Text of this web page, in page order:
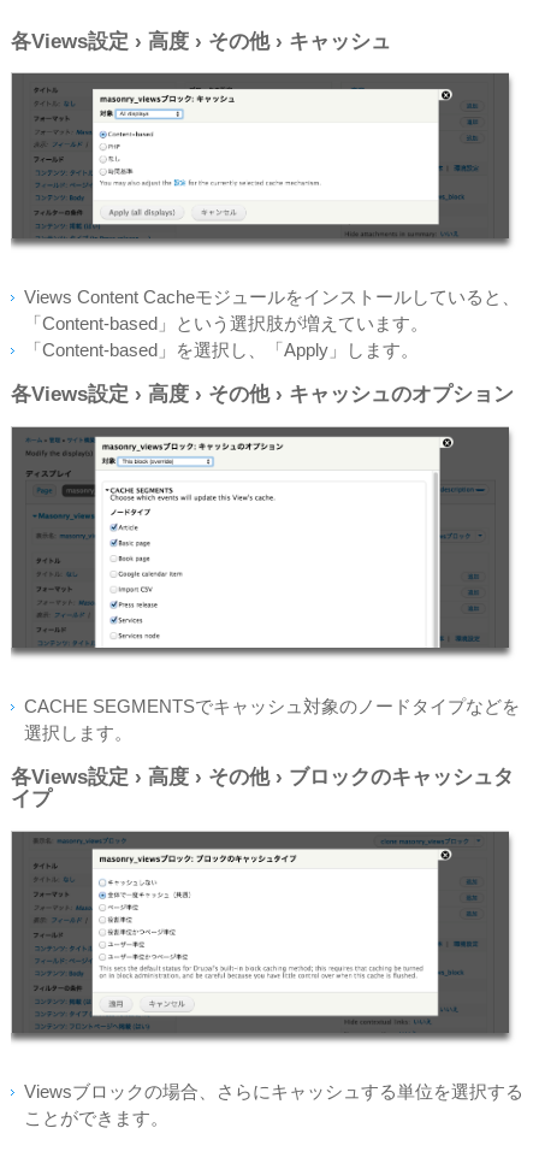
各Views設定 › 高度 › その他 › キャッシュ
Views Content Cacheモジュールをインストールしていると、
「Content-based」という選択肢が増えています。
「Content-based」を選択し、「Apply」します。
各Views設定 › 高度 › その他 › キャッシュのオプション
CACHE SEGMENTSでキャッシュ対象のノードタイプなどを
選択します。
各Views設定 › 高度 › その他 › ブロックのキャッシュタ
イプ
Viewsブロックの場合、さらにキャッシュする単位を選択する
ことができます。